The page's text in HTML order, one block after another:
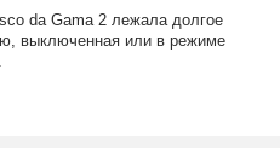
da Gama 2 лежала долгое
выключенная или в режиме